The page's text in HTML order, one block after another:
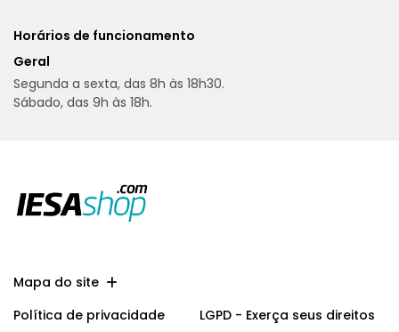
Horários de funcionamento
Geral
Segunda a sexta, das 8h às 18h30.
Sábado, das 9h às 18h.
Mapa do site
Política de privacidade
LGPD - Exerça seus direitos